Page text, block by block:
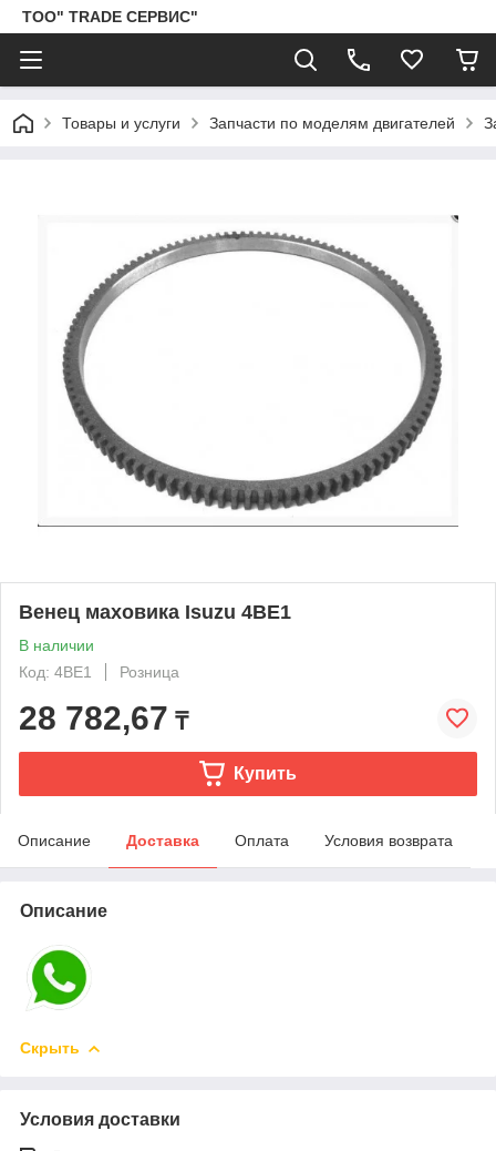
ТОО" TRADE СЕРВИС"
Товары и услуги Запчасти по моделям двигателей
Венец маховика Isuzu 4BE1
В наличии
Код: 4BE1
Розница
28 782,67 ₸
Купить
Описание Доставка Оплата Условия возврата
Описание
Скрыть
Условия доставки